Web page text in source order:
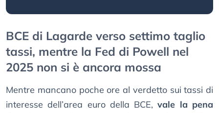
BCE di Lagarde verso settimo taglio
tassi, mentre la Fed di Powell nel
2025 non si è ancora mossa
Mentre mancano poche ore al verdetto sui tassi di
interesse dell’area euro della BCE,vale la pena